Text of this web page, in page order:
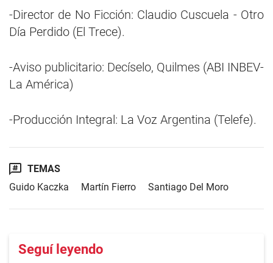
-Director de No Ficción: Claudio Cuscuela - Otro
Día Perdido (El Trece).
-Aviso publicitario: Decíselo, Quilmes (ABI INBEV-
La América)
-Producción Integral: La Voz Argentina (Telefe).
TEMAS
Guido Kaczka
Martín Fierro Santiago Del Moro
Seguí leyendo